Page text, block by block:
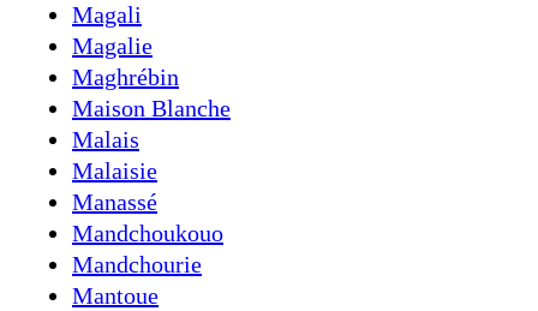
Magali
Magalie
Maghrébin
Maison Blanche
Malais
Malaisie
Manassé
Mandchoukouo
Mandchourie
Mantoue